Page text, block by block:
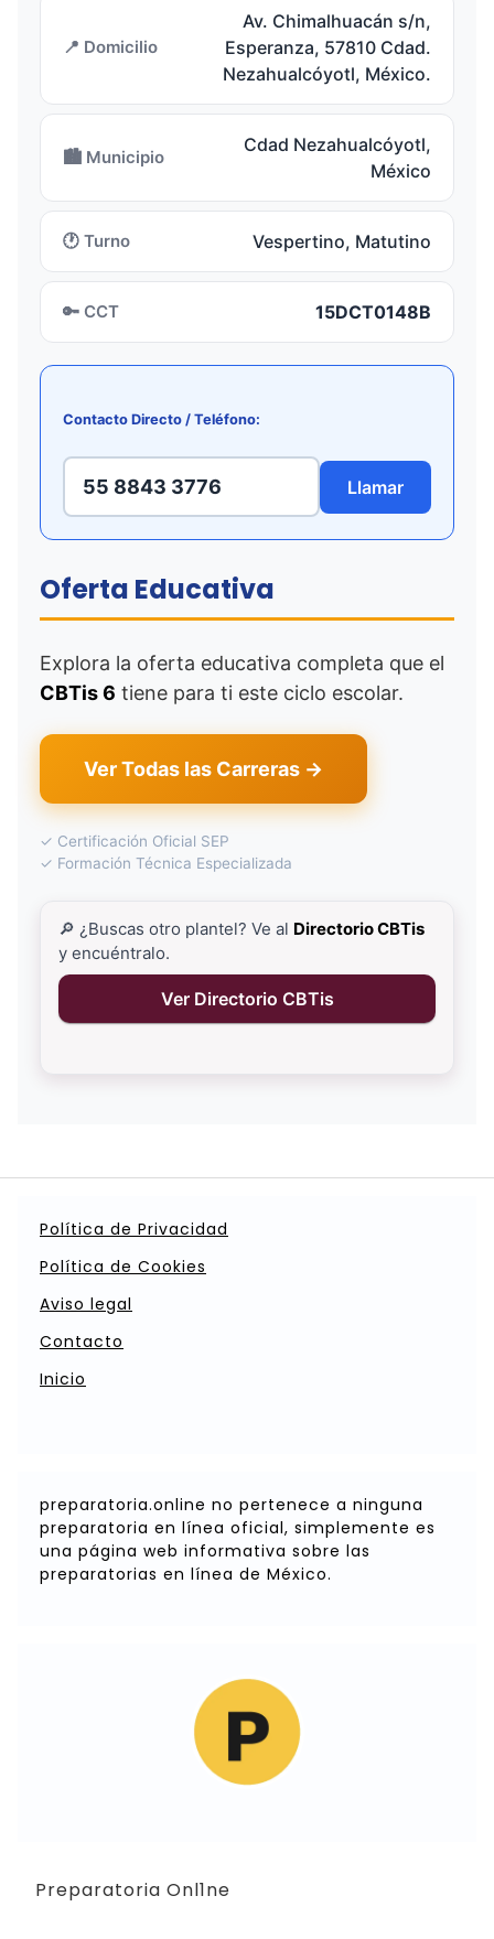
📍 Domicilio
Av. Chimalhuacán s/n,
Esperanza, 57810 Cdad.
Nezahualcóyotl, México.
🏙️ Municipio
Cdad Nezahualcóyotl,
México
🕐 Turno Vespertino, Matutino
🔑 CCT 15DCT0148B
Contacto Directo / Teléfono:
55 8843 3776 Llamar
Oferta Educativa
Explora la oferta educativa completa que el
CBTis 6 tiene para ti este ciclo escolar.
Ver Todas las Carreras →
✓ Certificación Oficial SEP
✓ Formación Técnica Especializada
🔎 ¿Buscas otro plantel? Ve al Directorio CBTis
y encuéntralo.
Ver Directorio CBTis
Política de Privacidad
Política de Cookies
Aviso legal
Contacto
Inicio
preparatoria.online no pertenece a ninguna
preparatoria en línea oficial, simplemente es
una página web informativa sobre las
preparatorias en línea de México.
Preparatoria Onl1ne